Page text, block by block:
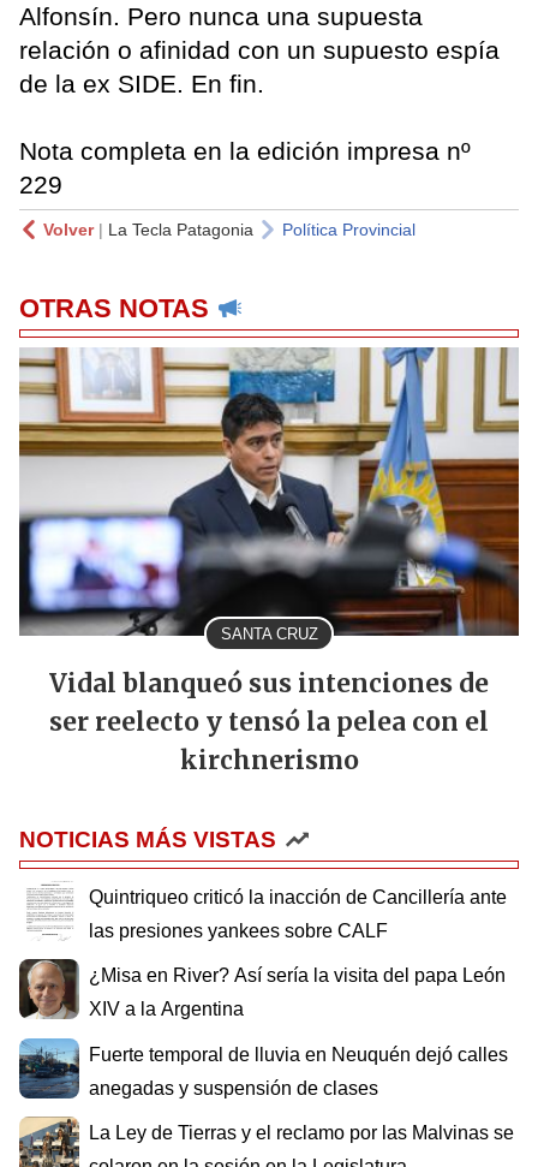
Alfonsín. Pero nunca una supuesta
relación o afinidad con un supuesto espía
de la ex SIDE. En fin.
Nota completa en la edición impresa nº
229
Volver| La Tecla Patagonia Política Provincial
OTRAS NOTAS
SANTA CRUZ
Vidal blanqueó sus intenciones de
ser reelecto y tensó la pelea con el
kirchnerismo
NOTICIAS MÁS VISTAS
Quintriqueo criticó la inacción de Cancillería ante
las presiones yankees sobre CALF
¿Misa en River? Así sería la visita del papa León
XIV a la Argentina
Fuerte temporal de lluvia en Neuquén dejó calles
anegadas y suspensión de clases
La Ley de Tierras y el reclamo por las Malvinas se